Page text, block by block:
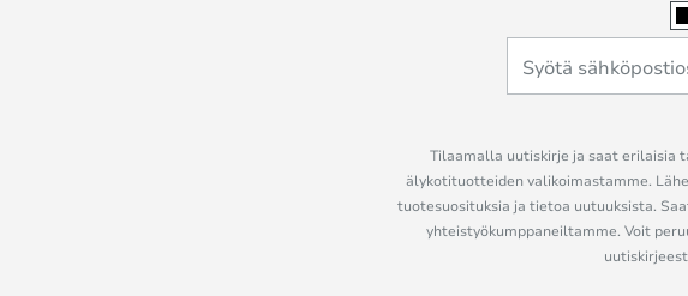
Tilaamalla uutiskirje ja saat erilaisia
älykotituotteiden valikoimastamme.
tuotesuosituksia ja tietoa uutuuksista.
yhteistyökumppaneiltamme. Voit